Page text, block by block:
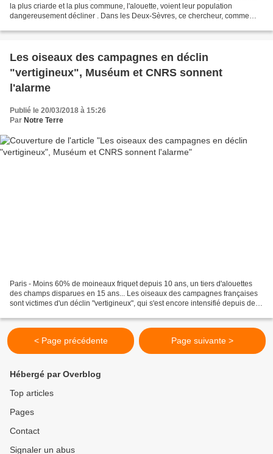
la plus criarde et la plus commune, l'alouette, voient leur population
dangereusement décliner . Dans les Deux-Sèvres, ce chercheur, comme
Les oiseaux des campagnes en déclin
"vertigineux", Muséum et CNRS sonnent
l'alarme
Publié le 20/03/2018 à 15:26
Par Notre Terre
Paris - Moins 60% de moineaux friquet depuis 10 ans, un tiers d'alouettes
des champs disparues en 15 ans... Les oiseaux des campagnes françaises
sont victimes d'un déclin "vertigineux", qui s'est encore intensifié depuis deux
< Page précédente Page suivante >
Hébergé par Overblog
Top articles
Pages
Contact
Signaler un abus